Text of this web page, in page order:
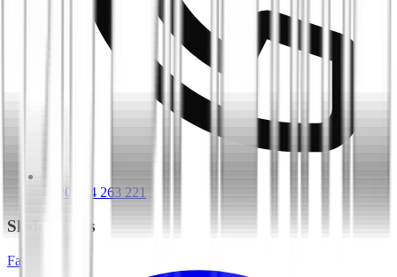
+420 604 263 221
Sledujte nás
Facebook